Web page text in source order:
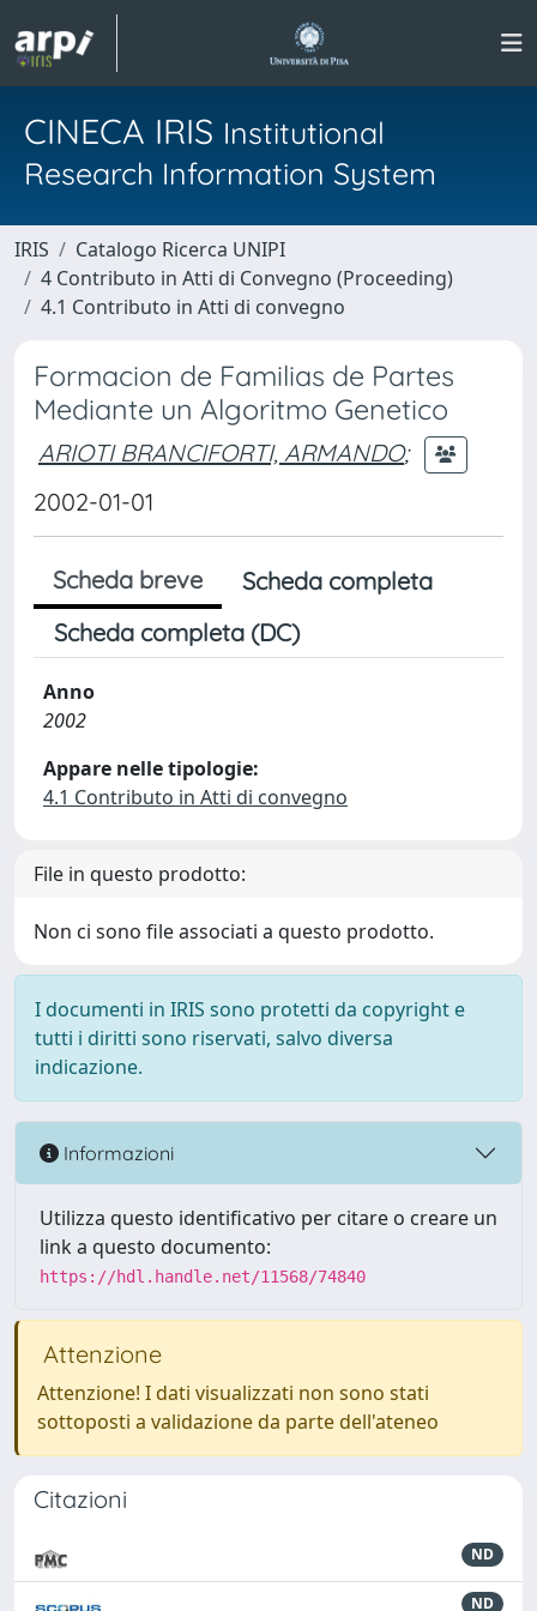
CINECA IRIS Institutional
Research Information System
IRIS
Catalogo Ricerca UNIPI
4 Contributo in Atti di Convegno (Proceeding)
4.1 Contributo in Atti di convegno
Formacion de Familias de Partes
Mediante un Algoritmo Genetico
ARIOTI BRANCIFORTI, ARMANDO;
2002-01-01
Scheda breve
Scheda completa
Scheda completa (DC)
Anno
2002
Appare nelle tipologie:
4.1 Contributo in Atti di convegno
File in questo prodotto:
Non ci sono file associati a questo prodotto.
I documenti in IRIS sono protetti da copyright e
tutti i diritti sono riservati, salvo diversa
indicazione.
Informazioni
Utilizza questo identificativo per citare o creare un
link a questo documento:
https://hdl.handle.net/11568/74840
Attenzione
Attenzione! I dati visualizzati non sono stati
sottoposti a validazione da parte dell'ateneo
Citazioni
ND
ND